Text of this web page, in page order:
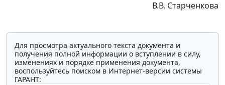
В.В. Старченкова
Для просмотра актуального текста документа и
получения полной информации о вступлении в силу,
изменениях и порядке применения документа,
воспользуйтесь поиском в Интернет-версии системы
ГАРАНТ: